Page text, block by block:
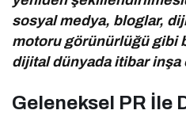
sosyal medya, bloglar,
motoru görünürlüğü gibi
dijital dünyada itibar inşa
Geleneksel PR İle